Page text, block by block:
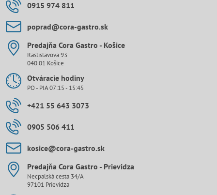
0915 974 811
poprad​@cora-gastro​.sk
Predajňa Cora Gastro - Košice
Rastislavova 93
040 01 Košice
Otváracie hodiny
PO - PIA 07:15 - 15:45
+421 55 643 3073
0905 506 411
kosice​@cora-gastro​.sk
Predajňa Cora Gastro - Prievidza
Necpalská cesta 34/A
97101 Prievidza